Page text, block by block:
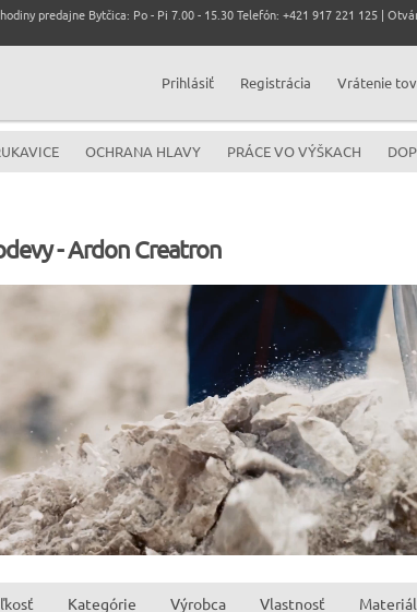
predajne Bytčica: Po - Pi 7.00 - 15.30 Telefón: +421 917 221 125 |
Prihlásiť Registrácia Vrátenie
OCHRANA HLAVY PRÁCE VO VÝŠKACH
- Ardon Creatron
Kategórie Výrobca Vlastnosť Materiál